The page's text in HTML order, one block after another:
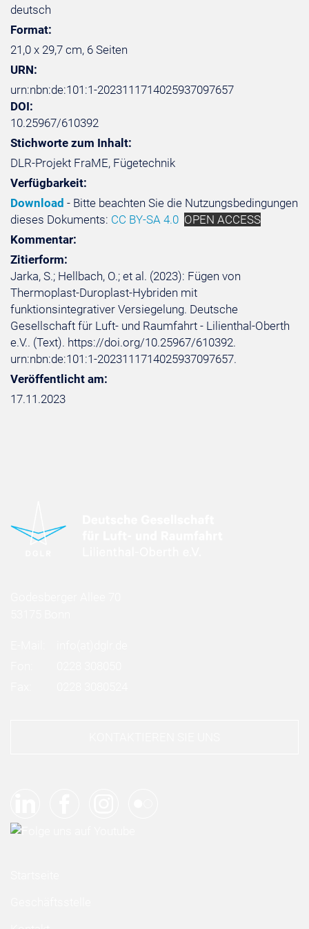
deutsch
Format:
21,0 x 29,7 cm, 6 Seiten
URN:
urn:nbn:de:101:1-2023111714025937097657
DOI:
10.25967/610392
Stichworte zum Inhalt:
DLR-Projekt FraME, Fügetechnik
Verfügbarkeit:
Download - Bitte beachten Sie die Nutzungsbedingungen
dieses Dokuments: CC BY-SA 4.0 OPEN ACCESS
Kommentar:
Zitierform:
Jarka, S.; Hellbach, O.; et al. (2023): Fügen von
Thermoplast-Duroplast-Hybriden mit
funktionsintegrativer Versiegelung. Deutsche
Gesellschaft für Luft- und Raumfahrt - Lilienthal-Oberth
e.V.. (Text). https://doi.org/10.25967/610392.
urn:nbn:de:101:1-2023111714025937097657.
Veröffentlicht am:
17.11.2023